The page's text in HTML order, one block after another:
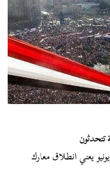
منذ عام 2013م صار حلول يوم ٣٠ يونيو يعني انطلاق معارك